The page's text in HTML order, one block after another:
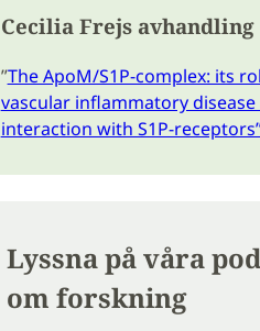
Cecilia Frejs avhandling
”The ApoM/S1P-complex: its
vascular inflammatory disease
interaction with S1P-
Lyssna på våra
om forskning